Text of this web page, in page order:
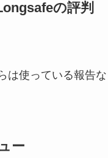
の評判
は使っている報告な
ー